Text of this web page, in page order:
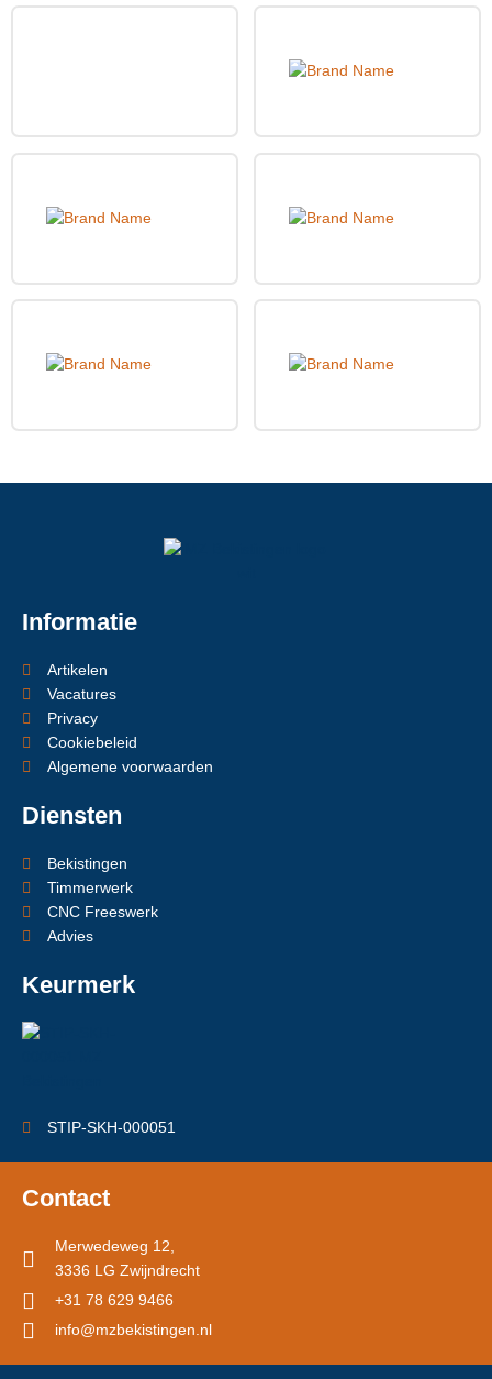
Informatie
Artikelen
Vacatures
Privacy
Cookiebeleid
Algemene voorwaarden
Diensten
Bekistingen
Timmerwerk
CNC Freeswerk
Advies
Keurmerk
STIP-SKH-000051
Contact
Merwedeweg 12,
3336 LG Zwijndrecht
+31 78 629 9466
info@mzbekistingen.nl